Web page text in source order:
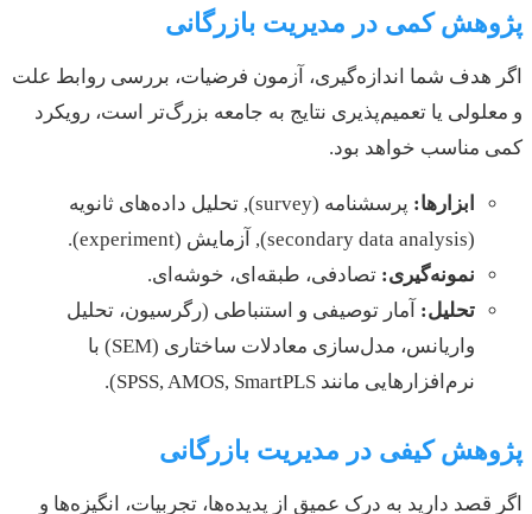
پژوهش کمی در مدیریت بازرگانی
اگر هدف شما اندازه‌گیری، آزمون فرضیات، بررسی روابط علت
و معلولی یا تعمیم‌پذیری نتایج به جامعه بزرگ‌تر است، رویکرد
کمی مناسب خواهد بود.
ابزارها:
پرسشنامه (survey), تحلیل داده‌های ثانویه
(secondary data analysis), آزمایش (experiment).
نمونه‌گیری: تصادفی، طبقه‌ای، خوشه‌ای.
تحلیل: آمار توصیفی و استنباطی (رگرسیون، تحلیل
واریانس، مدل‌سازی معادلات ساختاری (SEM) با
نرم‌افزارهایی مانند SPSS, AMOS, SmartPLS).
پژوهش کیفی در مدیریت بازرگانی
اگر قصد دارید به درک عمیق از پدیده‌ها، تجربیات، انگیزه‌ها و